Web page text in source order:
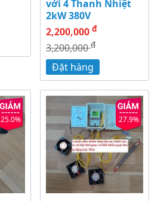
với 4 Thanh Nhiệt
2kW 380V
2,200,000 đ
3,200,000đ
Đặt hàng
25.0% 27.9%